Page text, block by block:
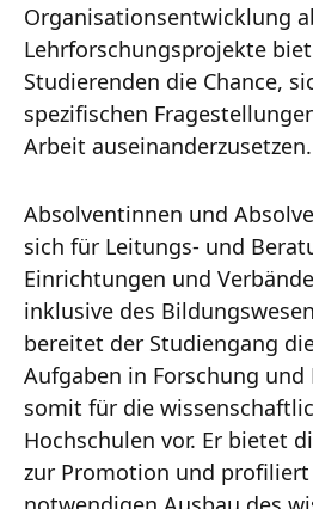
Organisationsentwicklung
Lehrforschungsprojekte
Studierenden die Chance,
spezifischen
Arbeit auseinanderzusetzen.
Absolventinnen und
sich für Leitungs- und
Einrichtungen und
inklusive des
bereitet der Studiengang
Aufgaben in Forschung
somit für die
Hochschulen vor. Er bietet
zur Promotion und